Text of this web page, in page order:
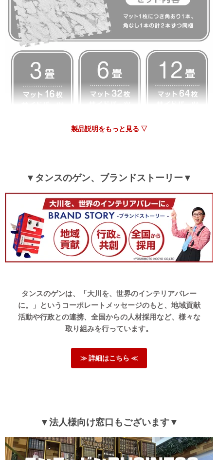
製品説明をもっと見る ▽
▼タンスのゲン、ブランドストーリー▼
タンスのゲンは、「大川を、世界のインテリアバレー
に。」というコーポレートメッセージのもと、地域貢献
活動や行政との連携、全国からの人材採用など、様々な
取り組みを行っています。
≫ 詳細はこちら ≪
▼法人様向け窓口もございます▼